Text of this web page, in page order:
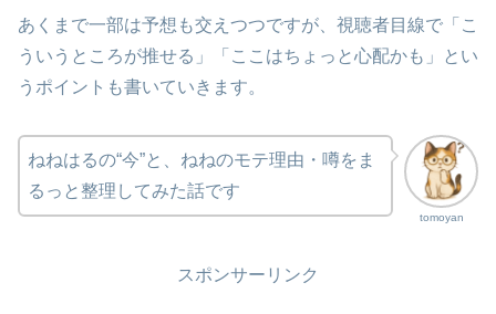
あくまで一部は予想も交えつつですが、視聴者目線で「こ
ういうところが推せる」「ここはちょっと心配かも」とい
うポイントも書いていきます。
tomoyan
ねねはるの“今”と、ねねのモテ理由・噂をま
るっと整理してみた話です
スポンサーリンク